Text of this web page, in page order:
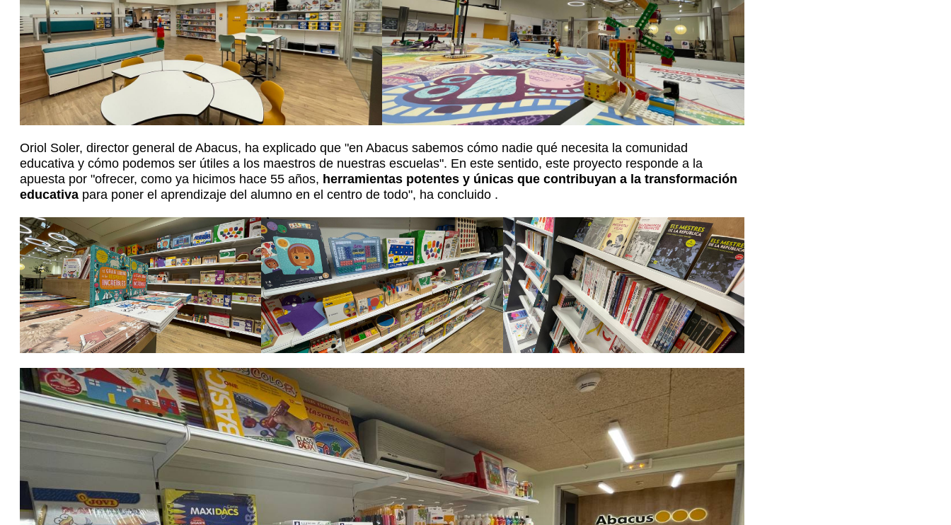
Oriol Soler, director general de Abacus, ha explicado que "en Abacus sabemos cómo nadie qué necesita la comunidad
educativa y cómo podemos ser útiles a los maestros de nuestras escuelas". En este sentido, este proyecto responde a la
apuesta por "ofrecer, como ya hicimos hace 55 años, herramientas potentes y únicas que contribuyan a la transformación
educativa para poner el aprendizaje del alumno en el centro de todo", ha concluido .